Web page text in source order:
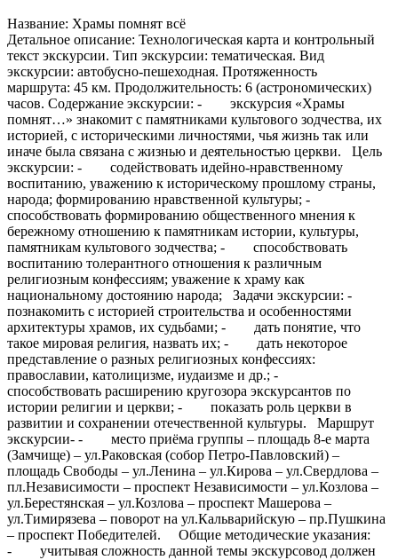
Название: Храмы помнят всё
Детальное описание: Технологическая карта и контрольный
текст экскурсии. Тип экскурсии: тематическая. Вид
экскурсии: автобусно-пешеходная. Протяженность
маршрута: 45 км. Продолжительность: 6 (астрономических)
часов. Содержание экскурсии: - экскурсия «Храмы
помнят…» знакомит с памятниками культового зодчества, их
историей, с историческими личностями, чья жизнь так или
иначе была связана с жизнью и деятельностью церкви. Цель
экскурсии: - содействовать идейно-нравственному
воспитанию, уважению к историческому прошлому страны,
народа; формированию нравственной культуры; -
способствовать формированию общественного мнения к
бережному отношению к памятникам истории, культуры,
памятникам культового зодчества; - способствовать
воспитанию толерантного отношения к различным
религиозным конфессиям; уважение к храму как
национальному достоянию народа; Задачи экскурсии: -
познакомить с историей строительства и особенностями
архитектуры храмов, их судьбами; - дать понятие, что
такое мировая религия, назвать их; - дать некоторое
представление о разных религиозных конфессиях:
православии, католицизме, иудаизме и др.; -
способствовать расширению кругозора экскурсантов по
истории религии и церкви; - показать роль церкви в
развитии и сохранении отечественной культуры. Маршрут
экскурсии- - место приёма группы – площадь 8-е марта
(Замчище) – ул.Раковская (собор Петро-Павловский) –
площадь Свободы – ул.Ленина – ул.Кирова – ул.Свердлова –
пл.Независимости – проспект Независимости – ул.Козлова –
ул.Берестянская – ул.Козлова – проспект Машерова –
ул.Тимирязева – поворот на ул.Кальварийскую – пр.Пушкина
– проспект Победителей. Общие методические указания:
- учитывая сложность данной темы экскурсовод должен